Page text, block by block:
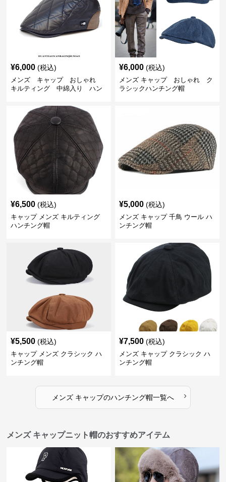
¥6,000 (税込)
メンズ キャップ おしゃれ
キルティング 中綿入り ハン
¥6,000 (税込)
メンズ キャップ おしゃれ ク
ラシックハンチング帽
¥6,500 (税込)
キャップ メンズ キルティング
ハンチング帽
¥5,000 (税込)
メンズ キャップ 千鳥 ウール ハ
ンチング帽
¥5,500 (税込)
キャップ メンズ クラシック ハ
ンチング帽
¥7,500 (税込)
メンズ キャップ クラシック ハ
ンチング帽
メンズ キャップのハンチング帽一覧へ ›
メンズ キャップニット帽のおすすめアイテム